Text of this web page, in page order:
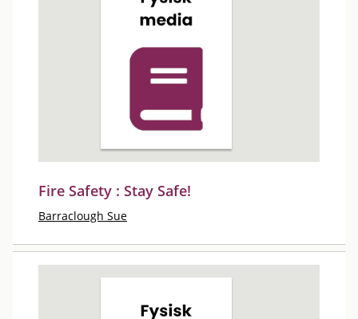
Fire Safety : Stay Safe!
Barraclough Sue